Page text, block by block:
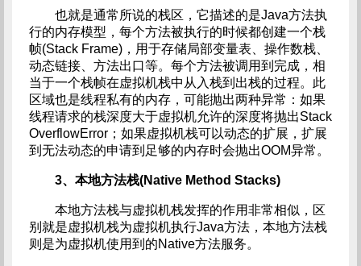
也就是通常所说的栈区，它描述的是Java方法执
行的内存模型，每个方法被执行的时候都创建一个栈
帧(Stack Frame)，用于存储局部变量表、操作数栈、
动态链接、方法出口等。每个方法被调用到完成，相
当于一个栈帧在虚拟机栈中从入栈到出栈的过程。此
区域也是线程私有的内存，可能抛出两种异常：如果
线程请求的栈深度大于虚拟机允许的深度将抛出Stack
OverflowError；如果虚拟机栈可以动态的扩展，扩展
到无法动态的申请到足够的内存时会抛出OOM异常。
3、本地方法栈(Native Method Stacks)
本地方法栈与虚拟机栈发挥的作用非常相似，区
别就是虚拟机栈为虚拟机执行Java方法，本地方法栈
则是为虚拟机使用到的Native方法服务。